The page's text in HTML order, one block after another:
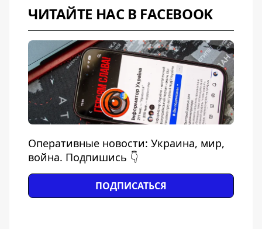
ЧИТАЙТЕ НАС В FACEBOOK
Оперативные новости: Украина, мир,
война. Подпишись 👇
ПОДПИСАТЬСЯ